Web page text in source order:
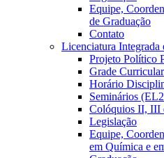
Equipe,
de Graduação
Contato
Licenciatura Integrada
Projeto Político
Grade Curricular
Horário
Seminários
Colóquios II, III
Legislação
Equipe,
em Química e